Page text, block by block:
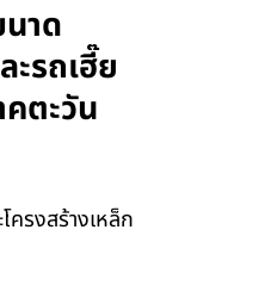
าด
รถเฮี๊ย
ตะวัน
รงสร้างเหล็ก